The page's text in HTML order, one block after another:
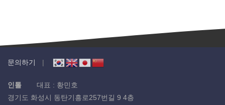
문의하기
인톨
대표 : 황민호
경기도 화성시 동탄기흥로257번길 9 4층